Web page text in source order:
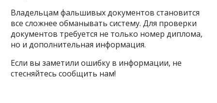
Владельцам фальшивых документов становится
все сложнее обманывать систему. Для проверки
документов требуется не только номер диплома,
но и дополнительная информация.
Если вы заметили ошибку в информации, не
стесняйтесь сообщить нам!